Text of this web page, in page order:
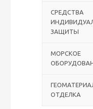
СРЕДСТВА
ЗАЩИТЫ
МОРСКОЕ
ОТДЕЛКА
Столы с лавками
Биометрические
Аккумуляторы